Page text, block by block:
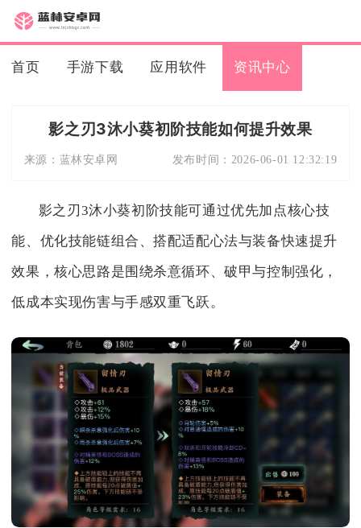
首页 手游下载 应用软件 资讯中心
影之刃3沐小葵初阶技能如何提升效果
来源： 蓝林安卓网 发布时间： 2026-06-01 12:32:19
影之刃3沐小葵初阶技能可通过优先加点核心技
能、优化技能链组合、搭配适配心法与装备快速提升
效果，核心思路是围绕杀意循环、破甲与控制强化，
低成本实现伤害与手感双重飞跃。